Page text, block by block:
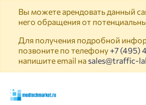
Вы можете арендовать данный
него обращения от
Для получения подробной
позвоните по телефону +7 (495)
напишите email на sales@traffic-